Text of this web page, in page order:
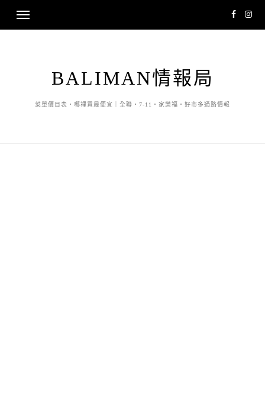
BALIMAN情報局
菜單價目表・哪裡買最便宜｜全聯・7-11・家樂福・好市多通路情報